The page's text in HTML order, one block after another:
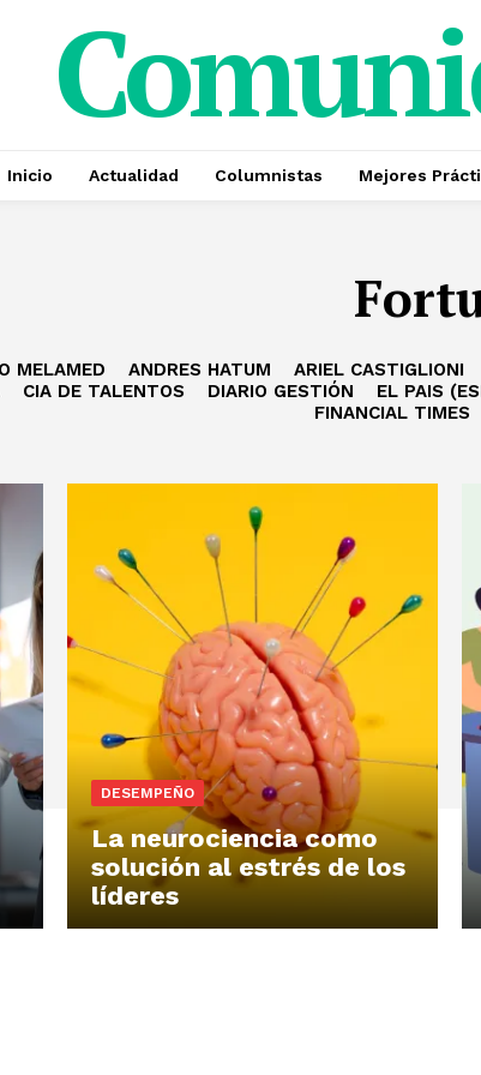
Inicio Actualidad Columnistas Mejores
MELAMED ANDRES HATUM ARIEL CASTIGLIONI
CIA DE TALENTOS DIARIO GESTIÓN EL PAIS
FINANCIAL TIMES
DESEMPEÑO
La neurociencia como
solución al estrés de los
líderes